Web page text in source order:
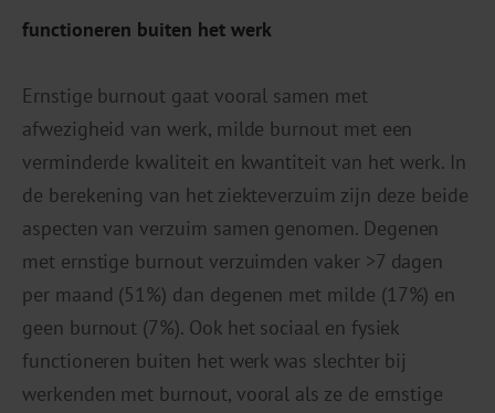
functioneren buiten het werk
Ernstige burnout gaat vooral samen met
afwezigheid van werk, milde burnout met een
verminderde kwaliteit en kwantiteit van het werk. In
de berekening van het ziekteverzuim zijn deze beide
aspecten van verzuim samen genomen. Degenen
met ernstige burnout verzuimden vaker >7 dagen
per maand (51%) dan degenen met milde (17%) en
geen burnout (7%). Ook het sociaal en fysiek
functioneren buiten het werk was slechter bij
werkenden met burnout, vooral als ze de ernstige